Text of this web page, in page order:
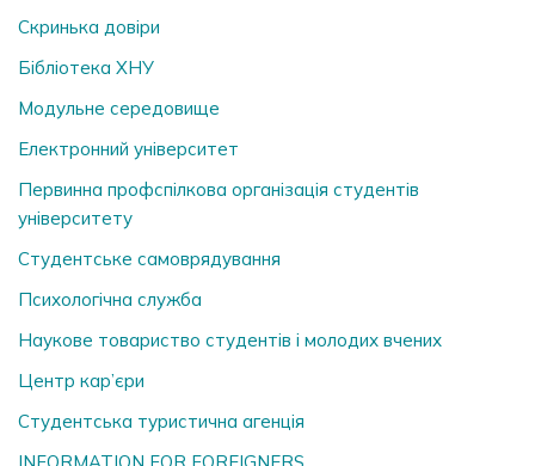
Скринька довiри
Бібліотека ХНУ
Модульне середовище
Електронний університет
Первинна профспілкова організація студентів
університету
Студентське самоврядування
Психологічна служба
Наукове товариство студентів і молодих вчених
Центр кар’єри
Студентська туристична агенція